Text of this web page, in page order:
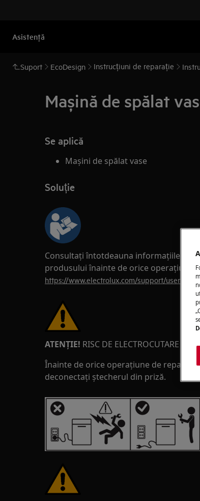
Asistenţă
Suport EcoDesign Instrucțiuni de reparație
Mașină de spălat
Se aplică
Mașini de spălat vase
Soluție
Consultați întotdeauna informațiile de
produsului înainte de orice operațiune
https://www.electrolux.com/support/user-
ATENȚIE! RISC DE ELECTROCUTARE
Înainte de orice operațiune de
deconectați ștecherul din priză.